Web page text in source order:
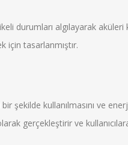
durumları algılayarak
için tasarlanmıştır.
şekilde kullanılmasını ve
gerçekleştirir ve